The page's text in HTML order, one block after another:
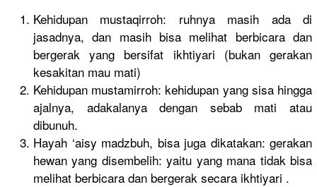
Kehidupan mustaqirroh: ruhnya masih ada di
jasadnya, dan masih bisa melihat berbicara dan
bergerak yang bersifat ikhtiyari (bukan gerakan
kesakitan mau mati)
Kehidupan mustamirroh: kehidupan yang sisa hingga
ajalnya, adakalanya dengan sebab mati atau
dibunuh.
Hayah ‘aisy madzbuh, bisa juga dikatakan: gerakan
hewan yang disembelih: yaitu yang mana tidak bisa
melihat berbicara dan bergerak secara ikhtiyari .